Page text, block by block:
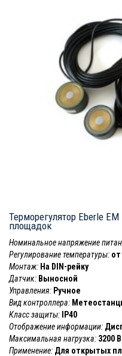
Терморегулятор Eberle
площадок
Номинальное напряжение
Регулирование температуры: от
Монтаж: На DIN-рейку
Датчик: Выносной
Управления: Ручное
Вид контроллера:
Класс защиты:
IP40
Отображение информации:
Максимальная нагрузка: 3200
Применение: Для открытых